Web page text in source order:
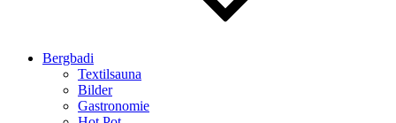
Bergbadi
Textilsauna
Bilder
Gastronomie